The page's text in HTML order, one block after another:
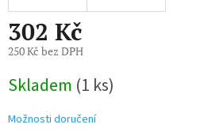
302 Kč
250 Kč bez DPH
cena:
Skladem (1 ks)
Možnosti doručení